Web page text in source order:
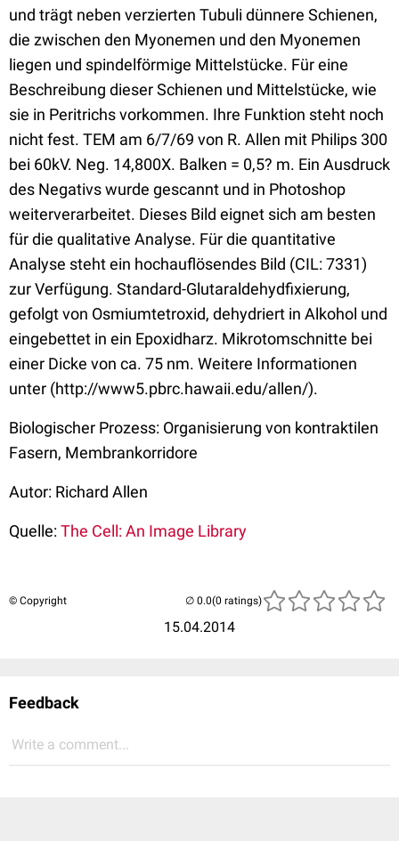
und trägt neben verzierten Tubuli dünnere Schienen,
die zwischen den Myonemen und den Myonemen
liegen und spindelförmige Mittelstücke. Für eine
Beschreibung dieser Schienen und Mittelstücke, wie
sie in Peritrichs vorkommen. Ihre Funktion steht noch
nicht fest. TEM am 6/7/69 von R. Allen mit Philips 300
bei 60kV. Neg. 14,800X. Balken = 0,5? m. Ein Ausdruck
des Negativs wurde gescannt und in Photoshop
weiterverarbeitet. Dieses Bild eignet sich am besten
für die qualitative Analyse. Für die quantitative
Analyse steht ein hochauflösendes Bild (CIL: 7331)
zur Verfügung. Standard-Glutaraldehydfixierung,
gefolgt von Osmiumtetroxid, dehydriert in Alkohol und
eingebettet in ein Epoxidharz. Mikrotomschnitte bei
einer Dicke von ca. 75 nm. Weitere Informationen
unter (http://www5.pbrc.hawaii.edu/allen/).
Biologischer Prozess: Organisierung von kontraktilen
Fasern, Membrankorridore
Autor: Richard Allen
Quelle:The Cell: An Image Library
© Copyright
15.04.2014
(0 ratings)
Feedback
Write a comment...